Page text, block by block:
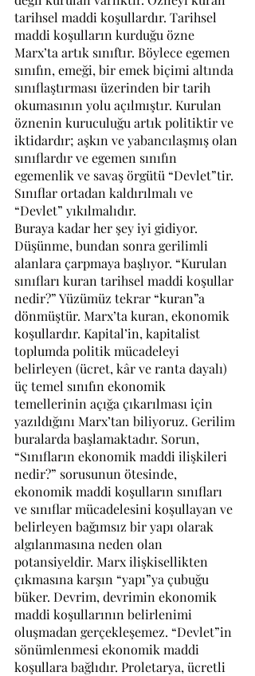
tarihsel maddi koşullardır. Tarihsel
maddi koşulların kurduğu özne
Marx’ta artık sınıftır. Böylece egemen
sınıfın, emeği, bir emek biçimi altında
sınıflaştırması üzerinden bir tarih
okumasının yolu açılmıştır. Kurulan
öznenin kuruculuğu artık politiktir ve
iktidardır; aşkın ve yabancılaşmış olan
sınıflardır ve egemen sınıfın
egemenlik ve savaş örgütü “Devlet”tir.
Sınıflar ortadan kaldırılmalı ve
“Devlet” yıkılmalıdır.
Buraya kadar her şey iyi gidiyor.
Düşünme, bundan sonra gerilimli
alanlara çarpmaya başlıyor. “Kurulan
sınıfları kuran tarihsel maddi koşullar
nedir?” Yüzümüz tekrar “kuran”a
dönmüştür. Marx’ta kuran, ekonomik
koşullardır. Kapital’in, kapitalist
toplumda politik mücadeleyi
belirleyen (ücret, kâr ve ranta dayalı)
üç temel sınıfın ekonomik
temellerinin açığa çıkarılması için
yazıldığını Marx’tan biliyoruz. Gerilim
buralarda başlamaktadır. Sorun,
“Sınıfların ekonomik maddi ilişkileri
nedir?” sorusunun ötesinde,
ekonomik maddi koşulların sınıfları
ve sınıflar mücadelesini koşullayan ve
belirleyen bağımsız bir yapı olarak
algılanmasına neden olan
potansiyeldir. Marx ilişkisellikten
çıkmasına karşın “yapı”ya çubuğu
büker. Devrim, devrimin ekonomik
maddi koşullarının belirlenimi
oluşmadan gerçekleşemez. “Devlet”in
sönümlenmesi ekonomik maddi
koşullara bağlıdır. Proletarya, ücretli